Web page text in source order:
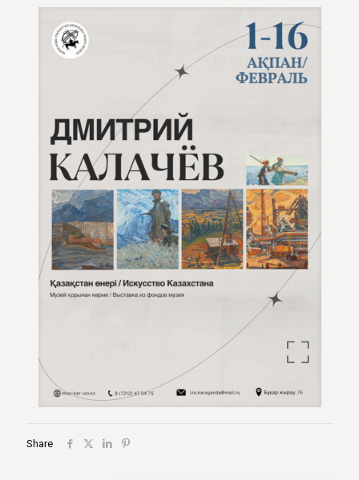
Share